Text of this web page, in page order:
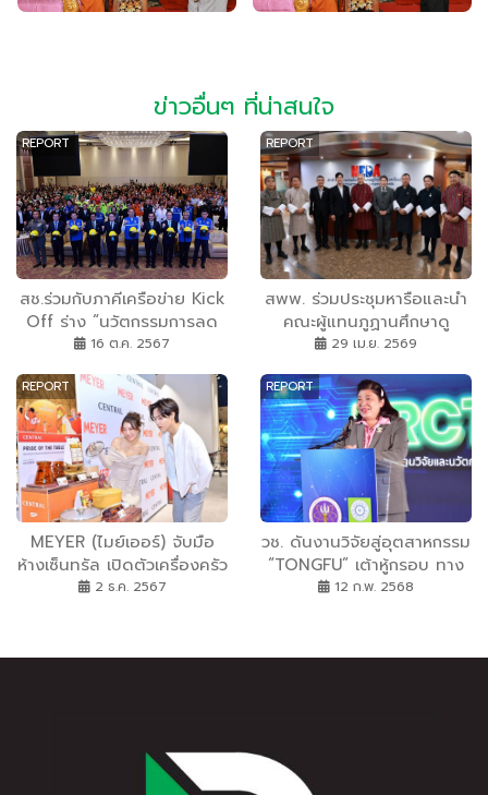
ข่าวอื่นๆ ที่น่าสนใจ
REPORT
สช.ร่วมกับภาคีเครือข่าย Kick
Off ร่าง “นวัตกรรมการลด
อุบัติเหตุ” เปิดเวทีแลกเปลี่ยน
ถนน เขตเมือง มุ่งกำหนด
แนวทางป้องกัน พร้อมเดิน
หน้าแก้ไขปัญหาอุบัติเหตุทาง
ถนน
16 ต.ค. 2567
REPORT
สพพ. ร่วมประชุมหารือและนำ
คณะผู้แทนภูฏานศึกษาดู
งานการผลิตกระแสไฟฟ้าจาก
ความมั่นคงทางพลังงานไทย
29 เม.ย. 2569
REPORT
MEYER (ไมย์เออร์) จับมือ
ห้างเซ็นทรัล เปิดตัวเครื่องครัว
MEYER Disney The Lion
ห้างเซ็นทรัลทุกสาขา
2 ธ.ค. 2567
REPORT
วช. ดันงานวิจัยสู่อุตสาหกรรม
“TONGFU” เต้าหู้กรอบ ทาง
เลือกใหม่เพื่อสุขภาพ
12 ก.พ. 2568